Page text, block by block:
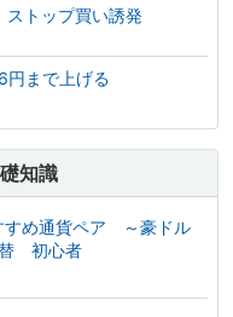
トップ買い誘発
まで上げる
知識
すめ通貨ペア ～豪ドル
初心者